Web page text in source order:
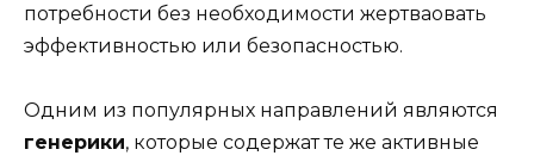
потребности без необходимости жертваовать
эффективностью или безопасностью.
Одним из популярных направлений являются
генерики, которые содержат те же активные